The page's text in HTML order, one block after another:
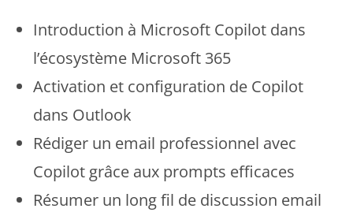
Introduction à Microsoft Copilot dans
l’écosystème Microsoft 365
Activation et configuration de Copilot
dans Outlook
Rédiger un email professionnel avec
Copilot grâce aux prompts efficaces
Résumer un long fil de discussion email